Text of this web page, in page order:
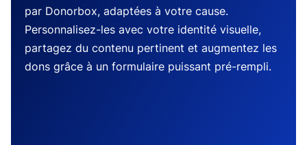
par Donorbox, adaptées à votre cause.
Personnalisez-les avec votre identité visuelle,
partagez du contenu pertinent et augmentez les
dons grâce à un formulaire puissant pré-rempli.